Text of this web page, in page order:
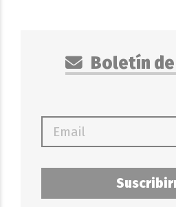
Boletín